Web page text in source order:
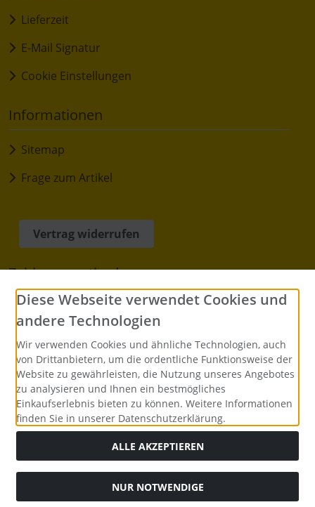
Lieferzeit
E-Mail Signatur
Cookie Einstellungen
Informationen
Sitemap
Frage zum Artikel
Vertrag widerrufen
Zahlungsmethoden
Barzahlung bei Abholung
Zahlung per PayPal
Zahlung per Rechnung
durchgestrichenen Preise entsprechen dem bisherigen Preis
Bürobedarf.
VEPOS - Luftpolsterumschläge Verpackungsmittel Bürobedarf
Diese Webseite verwendet Cookies und
andere Technologien
Wir verwenden Cookies und ähnliche Technologien, auch
von Drittanbietern, um die ordentliche Funktionsweise der
Website zu gewährleisten, die Nutzung unseres Angebotes
zu analysieren und Ihnen ein bestmögliches
Einkaufserlebnis bieten zu können. Weitere Informationen
finden Sie in unserer Datenschutzerklärung.
ALLE AKZEPTIEREN
NUR NOTWENDIGE